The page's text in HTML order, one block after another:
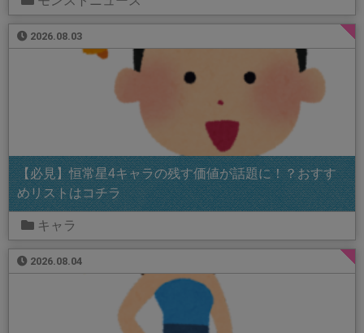
2026.08.03
【必見】恒常星4キャラの残す価値が話題に！？おすす
めリストはコチラ
キャラ
2026.08.04